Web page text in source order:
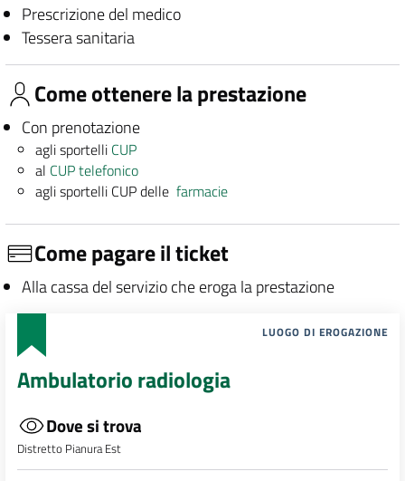
Prescrizione del medico
Tessera sanitaria
Come ottenere la prestazione
Con prenotazione
agli sportelli CUP
al CUP telefonico
agli sportelli CUP dellefarmacie
Come pagare il ticket
Alla cassa del servizio che eroga la prestazione
LUOGO DI EROGAZIONE
Ambulatorio radiologia
Dove si trova
Distretto Pianura Est